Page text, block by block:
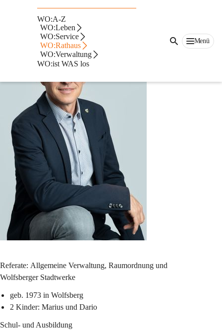
WO:A-Z
WO:Leben
WO:Service
WO:Rathaus
WO:Verwaltung
WO:ist WAS los
Menü
Bürgermeister Alexander Radl
Referate: Allgemeine Verwaltung, Raumordnung und
Wolfsberger Stadtwerke
geb. 1973 in Wolfsberg
2 Kinder: Marius und Dario
Schul- und Ausbildung